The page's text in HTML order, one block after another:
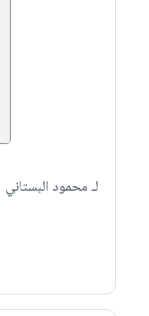
لـ محمود البستاني